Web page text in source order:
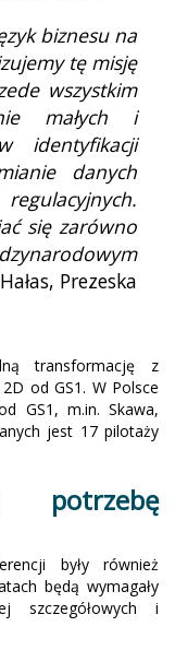
biznesu na
tę misję
wszystkim
małych i
identyfikacji
danych
się zarówno
Prezeska
transformację z
od GS1. W Polsce
GS1, m.in. Skawa,
jest 17 pilotaży
potrzebę
były również
będą wymagały
szczegółowych i